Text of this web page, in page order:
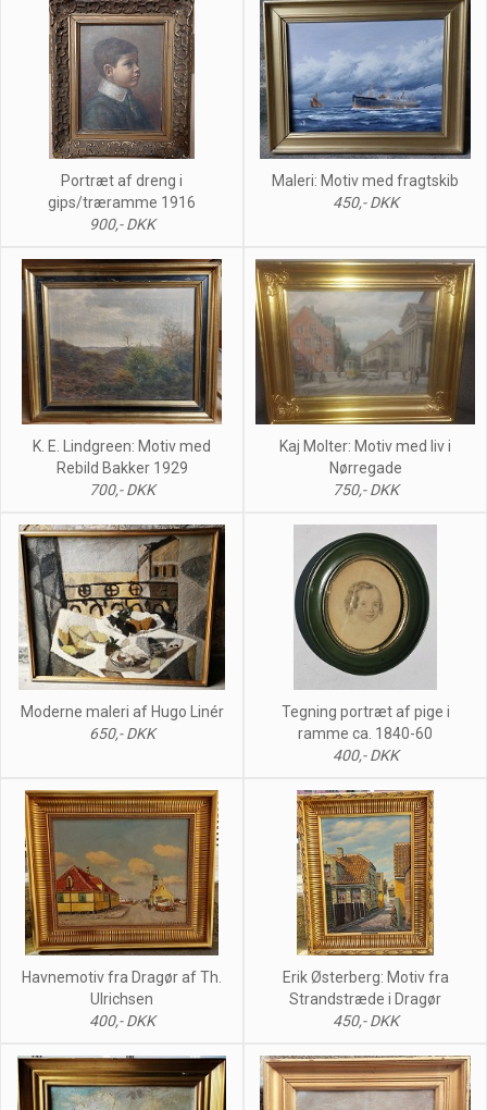
Portræt af dreng i
gips/træramme 1916
900,- DKK
Maleri: Motiv med fragtskib
450,- DKK
K. E. Lindgreen: Motiv med
Rebild Bakker 1929
700,- DKK
Kaj Molter: Motiv med liv i
Nørregade
750,- DKK
Moderne maleri af Hugo Linér
650,- DKK
Tegning portræt af pige i
ramme ca. 1840-60
400,- DKK
Havnemotiv fra Dragør af Th.
Ulrichsen
400,- DKK
Erik Østerberg: Motiv fra
Strandstræde i Dragør
450,- DKK